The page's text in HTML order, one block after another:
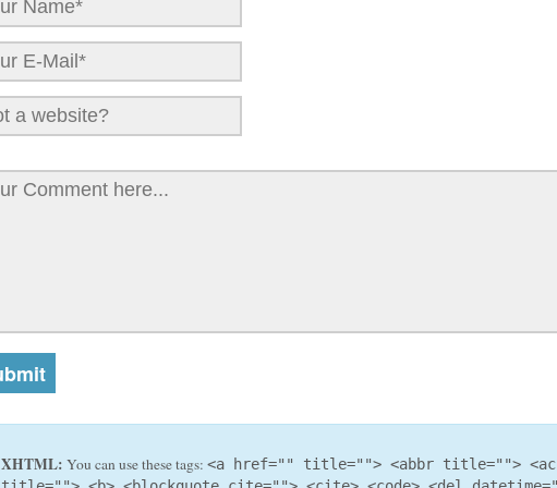
XHTML: You can use these tags: <a href="" title=""> <abbr title="">